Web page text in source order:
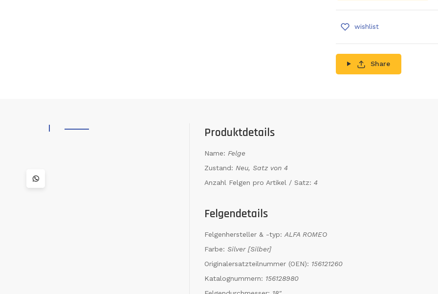
wishlist
Share
Produktdetails
Name: Felge
Zustand: Neu, Satz von 4
Anzahl Felgen pro Artikel / Satz: 4
Felgendetails
Felgenhersteller & -typ: ALFA ROMEO
Farbe: Silver [Silber]
Originalersatzteilnummer (OEN): 156121260
Katalognummern: 156128980